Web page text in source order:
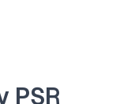
PSR